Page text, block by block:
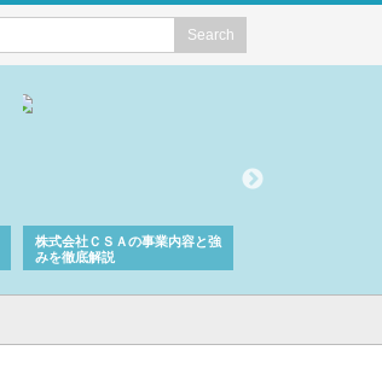
株式会社ＣＳＡの事業内容と強
みを徹底解説